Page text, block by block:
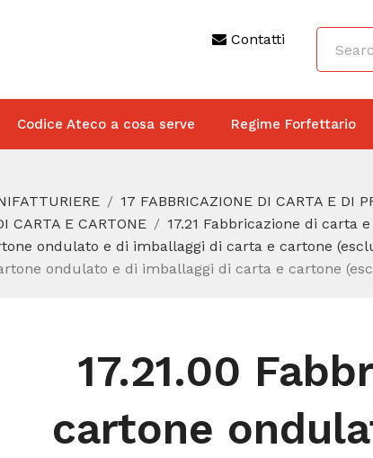
Contatti
Codice Ateco a cosa serve Regime Forfettario
17 FABBRICAZIONE DI CARTA E DI
CARTA E CARTONE
17.21 Fabbricazione di carta
ondulato e di imballaggi di carta e cartone
ondulato e di imballaggi di carta e cartone
17.21.00
cartone